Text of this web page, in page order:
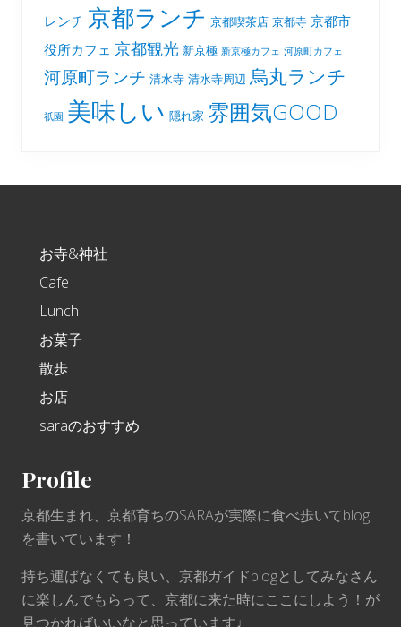
レンチ 京都ランチ 京都喫茶店 京都寺 京都市
役所カフェ 京都観光 新京極 新京極カフェ 河原町カフェ
河原町ランチ 清水寺 清水寺周辺 烏丸ランチ
祇園 美味しい 隠れ家 雰囲気GOOD
お寺&神社
Cafe
Lunch
お菓子
散歩
お店
saraのおすすめ
Profile
京都生まれ、京都育ちのSARAが実際に食べ歩いてblog
を書いています！
持ち運ばなくても良い、京都ガイドblogとしてみなさん
に楽しんでもらって、京都に来た時にここにしよう！が
見つかればいいなと思っています♩